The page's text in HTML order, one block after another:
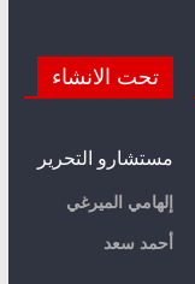
تحت الانشاء
مستشارو التحرير
إلهامي الميرغي
أحمد سعد